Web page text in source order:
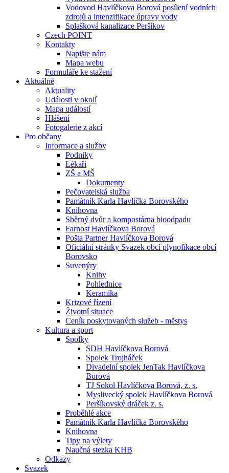
Vodovod Havlíčkova Borová posílení vodních
zdrojů a intenzifikace úpravy vody
Splašková kanalizace Peršíkov
Czech POINT
Kontakty
Napište nám
Mapa webu
Formuláře ke stažení
Aktuálně
Aktuality
Události v okolí
Mapa událostí
Hlášení
Fotogalerie z akcí
Pro občany
Informace a služby
Podniky
Lékaři
ZŠ a MŠ
Dokumenty
Pečovatelská služba
Památník Karla Havlíčka Borovského
Knihovna
Sběrný dvůr a kompostárna bioodpadu
Farnost Havlíčkova Borová
Pošta Partner Havlíčkova Borová
Oficiální stránky Svazek obcí plynofikace obcí
Borovsko
Suvenýry
Knihy
Pohlednice
Keramika
Krizové řízení
Životní situace
Ceník poskytovaných služeb - městys
Kultura a sport
Spolky
SDH Havlíčkova Borová
Spolek Trojháček
Divadelní spolek JenTak Havlíčkova
Borová
TJ Sokol Havlíčkova Borová, z. s.
Myslivecký spolek Havlíčkova Borová
Peršíkovský dráček z. s.
Proběhlé akce
Památník Karla Havlíčka Borovského
Knihovna
Tipy na výlety
Naučná stezka KHB
Odkazy
Svazek